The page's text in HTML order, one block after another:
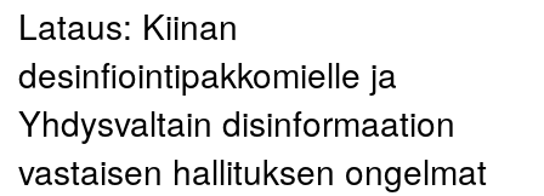
Lataus: Kiinan
desinfiointipakkomielle ja
Yhdysvaltain disinformaation
vastaisen hallituksen ongelmat